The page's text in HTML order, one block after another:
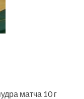
матча 10 г